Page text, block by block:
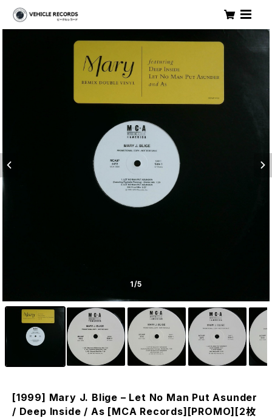
1/5
[1999] Mary J. Blige – Let No Man Put Asunder
/ Deep Inside / As [MCA Records][PROMO][2枚